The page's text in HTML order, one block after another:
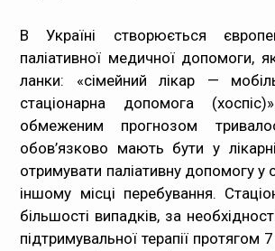
В Україні створюється
паліативної медичної допомоги,
ланки: «сімейний лікар —
стаціонарна допомога
обмеженим прогнозом
обов’язково мають бути у
отримувати паліативну допомогу
іншому місці перебування.
більшості випадків, за
підтримувальної терапії протягом